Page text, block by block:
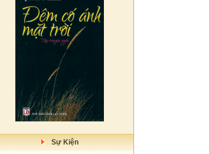
Sự Kiện